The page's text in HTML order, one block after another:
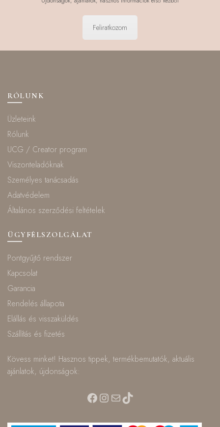
Feliratkozom
RÓLUNK
Üzleteink
Rólunk
UCG / Creator program
Viszonteladóknak
Személyes tanácsadás
Adatvédelem
Általános szerződési feltételek
ÜGYFÉLSZOLGÁLAT
Pontgyűjtő rendszer
Kapcsolat
Garancia
Rendelés állapota
Elállás és visszaküldés
Szállítás és fizetés
Kövess minket! Hasznos tippek, termékbemutatók, aktuális
ajánlatok, újdonságok:
Facebook
Instagram
MailTikTok